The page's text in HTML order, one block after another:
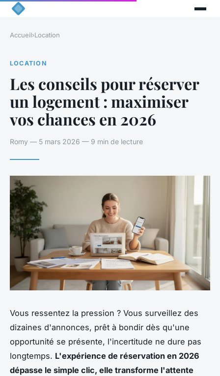
Accueil›Location
LOCATION
Les conseils pour réserver
un logement : maximiser
vos chances en 2026
Romy — 5 mars 2026 — 9 min de lecture
Vous ressentez la pression ? Vous surveillez des
dizaines d'annonces, prêt à bondir dès qu'une
opportunité se présente, l'incertitude ne dure pas
longtemps. L'expérience de réservation en 2026
dépasse le simple clic, elle transforme l'attente